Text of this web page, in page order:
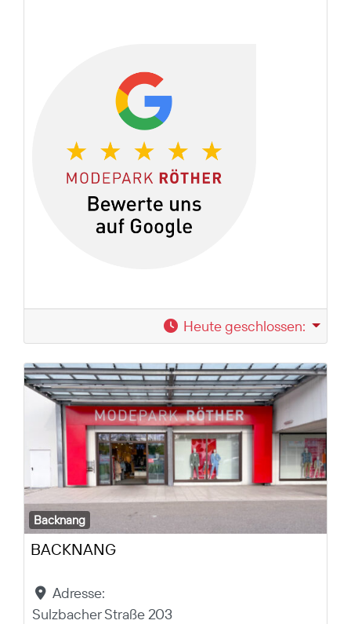
Heute geschlossen:
Backnang
BACKNANG
Adresse:
Sulzbacher Straße 203